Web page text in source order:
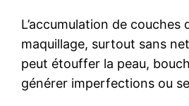
L’accumulation de couches
maquillage, surtout sans
peut étouffer la peau,
générer imperfections ou